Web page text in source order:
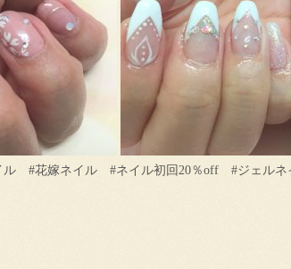
#花嫁ネイル #ネイル初回20％off #ジェル